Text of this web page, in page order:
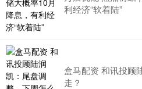
利经济“软着陆”
盒马配资 和讯投顾
走？